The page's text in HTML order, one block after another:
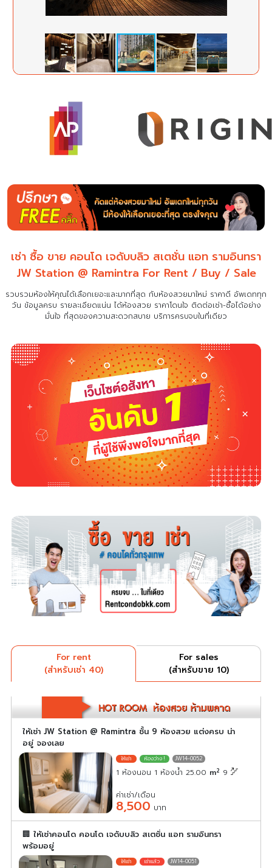
เช่า ซื้อ ขาย คอนโด เจดับบลิว สเตชั่น แอท รามอินทรา
JW Station @ Ramintra For Rent / Buy / Sale
รวบรวมห้องให้คุณได้เลือกเยอะและมากที่สุด กับห้องสวยมาใหม่ ราคาดี อัพเดททุก
วัน ข้อมูลครบ รายละเอียดแน่นได้ห้องสวย ราคาโดนใจ ติดต่อเช่า-ซื้อได้อย่าง
มั่นใจ ที่สุดของความสะดวกสบาย บริการครบจบในที่เดียว
For rent
(สำหรับเช่า 40)
For sales
(สำหรับขาย 10)
ให้เช่า JW Station @ Ramintra ชั้น 9 ห้องสวย แต่งครบ น่า
อยู่ จองเลย
JW14-0052
1 ห้องนอน 1 ห้องน้ำ 25.00 m2 9
ค่าเช่า/เดือน
8,500 บาท
🏢 ให้เช่าคอนโด คอนโด เจดับบลิว สเตชั่น แอท รามอินทรา
พร้อมอยู่
JW14-0051